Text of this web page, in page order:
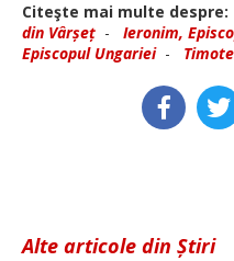
Citeşte mai multe despre:
din Vârșeț - Ieronim,
Episcopul Ungariei-
Alte articole din Știri